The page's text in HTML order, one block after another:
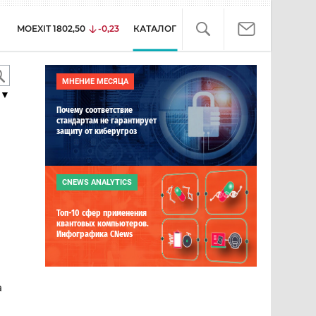
MOEXIT 1802,50 -0,23 КАТАЛОГ
МНЕНИЕ МЕСЯЦА
Почему соответствие
стандартам не гарантирует
защиту от киберугроз
CNEWS ANALYTICS
Топ-10 сфер применения
квантовых компьютеров.
Инфографика CNews